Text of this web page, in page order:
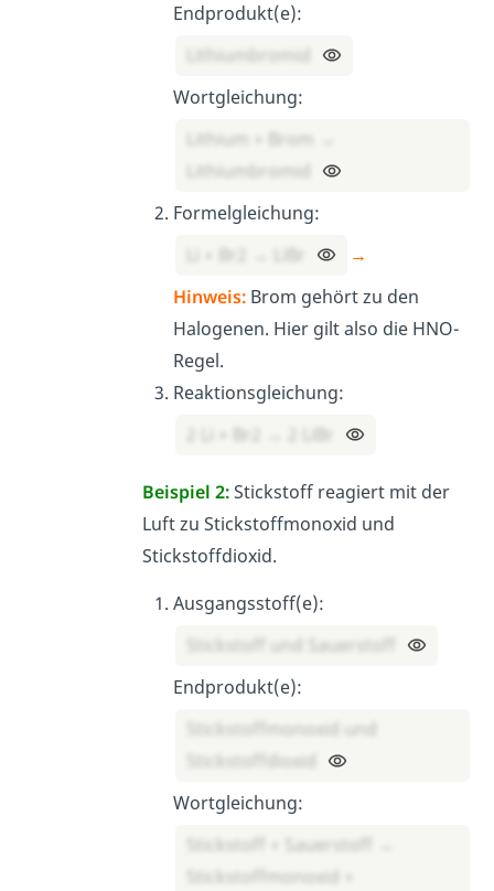
Endprodukt(e):
Lithiumbromid
Wortgleichung:
Lithium + Brom →
Lithiumbromid
Formelgleichung:
Li + Br2 → LiBr
→
Hinweis: Brom gehört zu den
Halogenen. Hier gilt also die HNO-
Regel.
Reaktionsgleichung:
2 Li + Br2 → 2 LiBr
Beispiel 2:Stickstoff reagiert mit der
Luft zu Stickstoffmonoxid und
Stickstoffdioxid.
Ausgangsstoff(e):
Stickstoff und Sauerstoff
Endprodukt(e):
Stickstoffmonoxid und
Stickstoffdioxid
Wortgleichung:
Stickstoff + Sauerstoff →
Stickstoffmonoxid +